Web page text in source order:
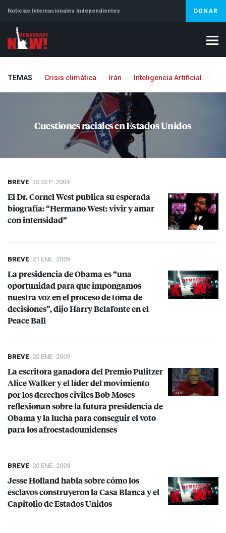
Noticias Internacionales Independientes DONAR
TEMAS Crisis climática Irán Inteligencia Artificial
Cuestiones raciales en Estados Unidos
BREVE 30 SEP. 2009
El Dr. Cornel West publica su esperada
biografía: “Hermano West: vivir y amar
con intensidad”
BREVE 21 ENE. 2009
La presidencia de Obama es “una
oportunidad para que impongamos
nuestra voz en el proceso de toma de
decisiones”, dijo Harry Belafonte en el
Peace Ball
BREVE 20 ENE. 2009
La escritora ganadora del Premio Pulitzer
Alice Walker y el líder del movimiento
por los derechos civiles Bob Moses
reflexionan sobre la futura presidencia de
Obama y la lucha para conseguir el voto
para los afroestadounidenses
BREVE 20 ENE. 2009
Jesse Holland habla sobre cómo los
esclavos construyeron la Casa Blanca y el
Capitolio de Estados Unidos